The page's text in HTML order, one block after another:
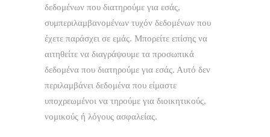
δεδομένων που διατηρούμε για εσάς,
συμπεριλαμβανομένων τυχόν δεδομένων που
έχετε παράσχει σε εμάς. Μπορείτε επίσης να
αιτηθείτε να διαγράψουμε τα προσωπικά
δεδομένα που διατηρούμε για εσάς. Αυτό δεν
περιλαμβάνει δεδομένα που είμαστε
υποχρεωμένοι να τηρούμε για διοικητικούς,
νομικούς ή λόγους ασφαλείας.